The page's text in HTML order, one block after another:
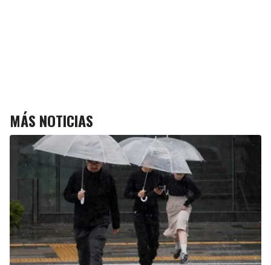
MÁS NOTICIAS